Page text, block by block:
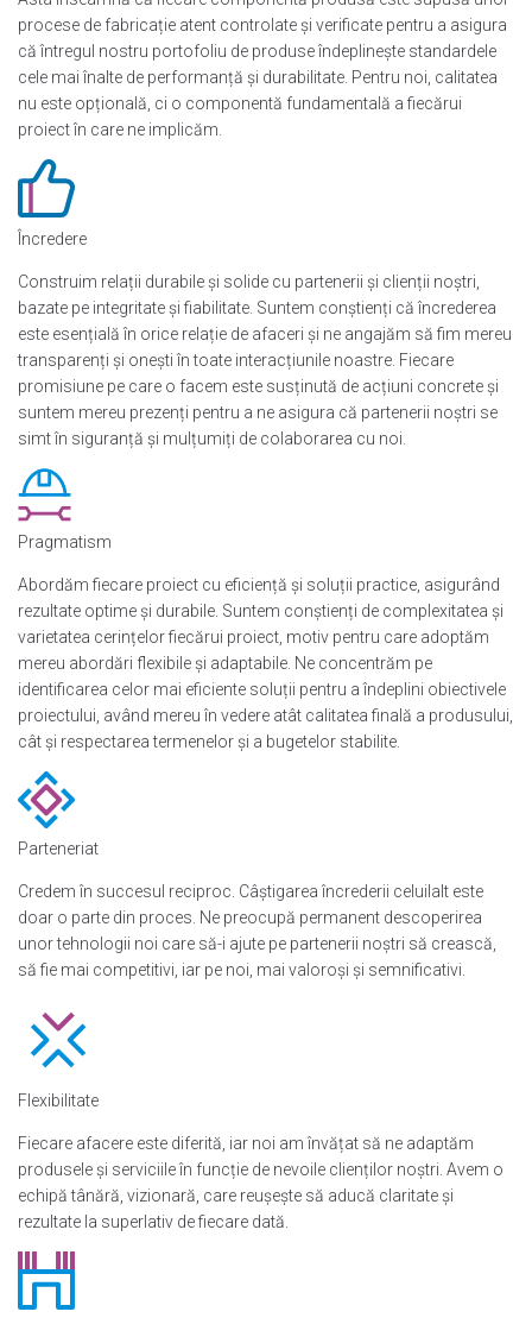
procese de fabricație atent controlate și verificate pentru a asigura
că întregul nostru portofoliu de produse îndeplinește standardele
cele mai înalte de performanță și durabilitate. Pentru noi, calitatea
nu este opțională, ci o componentă fundamentală a fiecărui
proiect în care ne implicăm.
Încredere
Construim relații durabile și solide cu partenerii și clienții noștri,
bazate pe integritate și fiabilitate. Suntem conștienți că încrederea
este esențială în orice relație de afaceri și ne angajăm să fim mereu
transparenți și onești în toate interacțiunile noastre. Fiecare
promisiune pe care o facem este susținută de acțiuni concrete și
suntem mereu prezenți pentru a ne asigura că partenerii noștri se
simt în siguranță și mulțumiți de colaborarea cu noi.
Pragmatism
Abordăm fiecare proiect cu eficiență și soluții practice, asigurând
rezultate optime și durabile. Suntem conștienți de complexitatea și
varietatea cerințelor fiecărui proiect, motiv pentru care adoptăm
mereu abordări flexibile și adaptabile. Ne concentrăm pe
identificarea celor mai eficiente soluții pentru a îndeplini obiectivele
proiectului, având mereu în vedere atât calitatea finală a produsului,
cât și respectarea termenelor și a bugetelor stabilite.
Parteneriat
Credem în succesul reciproc. Câștigarea încrederii celuilalt este
doar o parte din proces. Ne preocupă permanent descoperirea
unor tehnologii noi care să-i ajute pe partenerii noștri să crească,
să fie mai competitivi, iar pe noi, mai valoroși și semnificativi.
Flexibilitate
Fiecare afacere este diferită, iar noi am învățat să ne adaptăm
produsele și serviciile în funcție de nevoile clienților noștri. Avem o
echipă tânără, vizionară, care reușește să aducă claritate și
rezultate la superlativ de fiecare dată.